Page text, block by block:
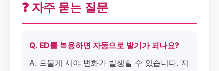
❓ 자주 묻는 질문
Q. ED를 복용하면 자동으로 발기가 되나요?
A. 드물게 시야 변화가 발생할 수 있습니다. 지